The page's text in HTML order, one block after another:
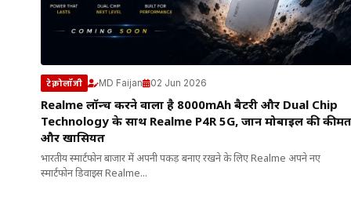
टेक्नोलॉजी MD Faijan 02 Jun 2026
Realme लॉन्च करने वाला है 8000mAh बैटरी और Dual Chip
Technology के साथ Realme P4R 5G, जानें मोबाइल की कीमत
और खासियत
भारतीय स्मार्टफोन बाजार में अपनी पकड़ बनाए रखने के लिए Realme अपने नए
स्मार्टफोन डिवाइस Realme...